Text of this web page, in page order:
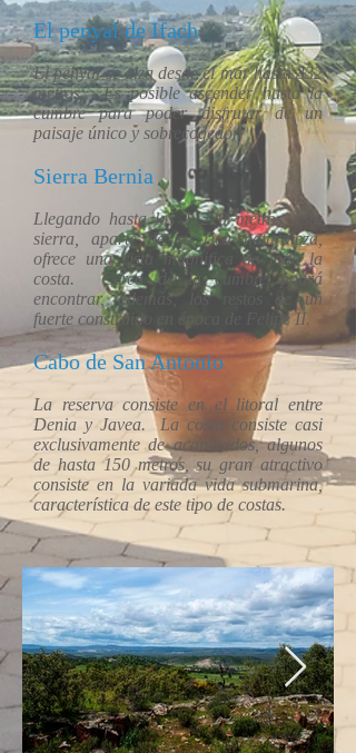
El penyal de Ifach
El penyal se alza desde el mar hasta 332
metros. Es posible ascender hasta la
cumbre para poder disfrutar de un
paisaje único y sobrecogedor.
Sierra Bernia
Llegando hasta los 1 220 metros, esta
sierra, aparte de su rica naturaleza,
ofrece una vista magnifica de toda la
costa. Cerca de la cumbre podrá
encontrar, además, los restos de un
fuerte construido en época de Felipe II.
Cabo de San Antonio
La reserva consiste en el litoral entre
Denia y Javea. La costa consiste casi
exclusivamente de acantilados, algunos
de hasta 150 metros, su gran atractivo
consiste en la variada vida submarina,
característica de este tipo de costas.